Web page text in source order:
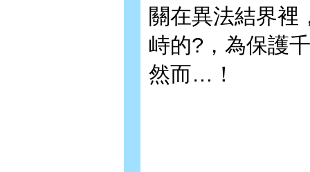
關在異法結界裡
峙的?，為保護
然而…！